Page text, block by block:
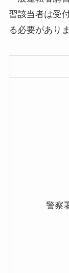
習該当者は受
る必要がありま
警察